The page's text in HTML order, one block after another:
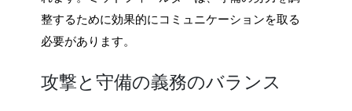
整するために効果的にコミュニケーションを取る
必要があります。
攻撃と守備の義務のバランス